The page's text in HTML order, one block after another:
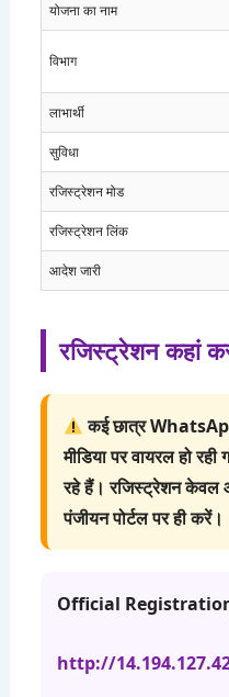
योजना का नाम
विभाग
लाभार्थी
सुविधा
रजिस्ट्रेशन मोड
रजिस्ट्रेशन लिंक
आदेश जारी
रजिस्ट्रेशन कहां
कई छात्र
मीडिया पर वायरल हो
रहे हैं। रजिस्ट्रेशन केवल
पंजीयन पोर्टल पर ही करें।
Official
http://